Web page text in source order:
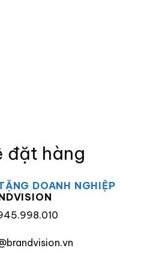
đặt hàng
DOANH NGHIỆP